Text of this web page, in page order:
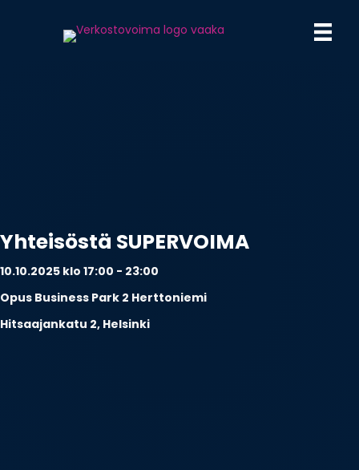
Yhteisöstä SUPERVOIMA
10.10.2025 klo 17:00 - 23:00
Opus Business Park 2 Herttoniemi
Hitsaajankatu 2, Helsinki